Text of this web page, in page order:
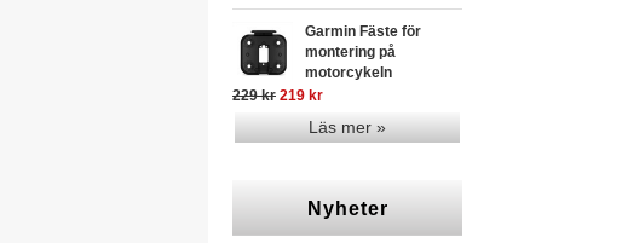
Garmin Fäste för
montering på
motorcykeln
229 kr 219 kr
Läs mer »
Nyheter